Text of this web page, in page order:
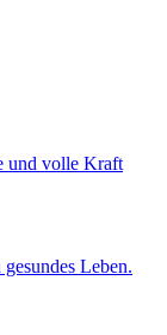
und volle Kraft
Leben.